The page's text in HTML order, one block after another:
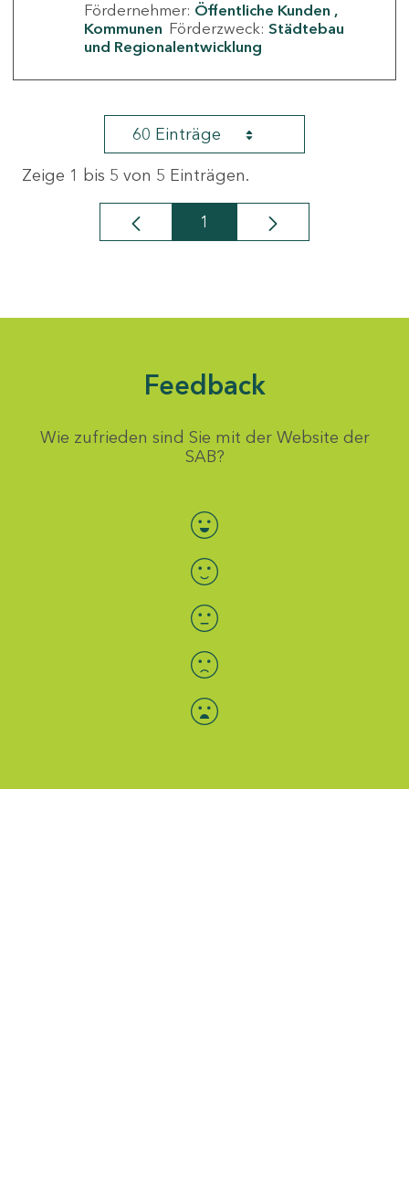
Fördernehmer: Öffentliche Kunden
Kommunen Förderzweck: Städtebau
und Regionalentwicklung
60 Einträge
Zeige 1 bis 5 von 5 Einträgen.
Seite
1
Feedback
Wie zufrieden sind Sie mit der Website der
SAB?
Bewertung auswählen